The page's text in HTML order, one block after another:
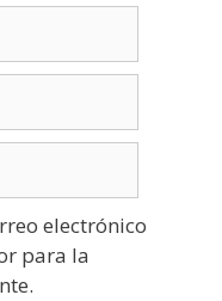
electrónico
para la